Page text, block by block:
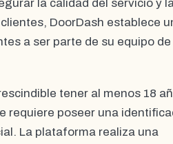
la calidad del servicio y
DoorDash establece
a ser parte de su equipo de
tener al menos 18
requiere poseer una
La plataforma realiza una